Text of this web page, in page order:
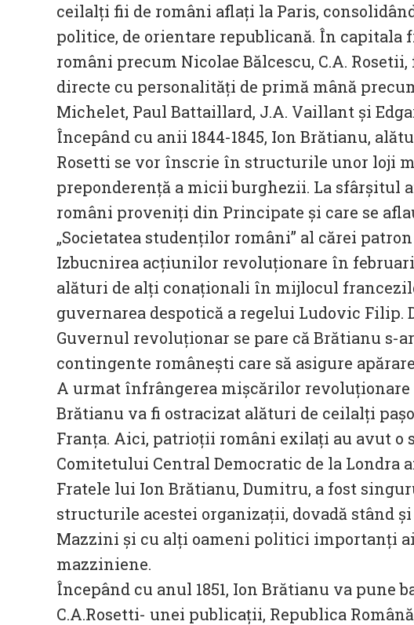
ceilalți fii de români aflați la Paris,
politice, de orientare republicană. În capitala
români precum Nicolae Bălcescu, C.A.
directe cu personalități de primă mână
Michelet, Paul Battaillard, J.A. Vaillant și
Începând cu anii 1844-1845, Ion Brătianu,
Rosetti se vor înscrie în structurile unor loji
preponderență a micii burghezii. La sfârșitul
români proveniți din Principate și care se
„Societatea studenților români” al cărei
Izbucnirea acțiunilor revoluționare în
alături de alți conaționali în mijlocul
guvernarea despotică a regelui Ludovic Filip.
Guvernul revoluționar se pare că Brătianu s-
contingente românești care să asigure
A urmat înfrângerea mișcărilor revoluționare
Brătianu va fi ostracizat alături de ceilalți
Franța. Aici, patrioții români exilați au avut o
Comitetului Central Democratic de la Londra
Fratele lui Ion Brătianu, Dumitru, a fost
structurile acestei organizații, dovadă stând
Mazzini și cu alți oameni politici importanți
mazziniene.
Începând cu anul 1851, Ion Brătianu va pune
C.A.Rosetti- unei publicații, Republica